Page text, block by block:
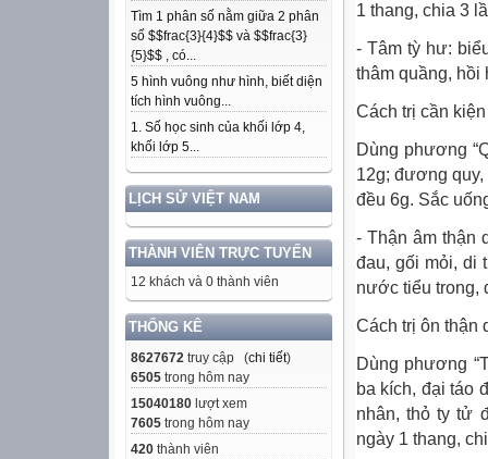
Tìm 1 phân số nằm giữa 2 phân
số $$frac{3}{4}$$ và $$frac{3}
{5}$$ , có...
5 hình vuông như hình, biết diện
tích hình vuông...
1. Số học sinh của khối lớp 4,
khối lớp 5...
LỊCH SỬ VIỆT NAM
THÀNH VIÊN TRỰC TUYẾN
12 khách và 0 thành viên
THỐNG KÊ
8627672 truy cập (chi tiết)
6505 trong hôm nay
15040180 lượt xem
7605 trong hôm nay
420 thành viên
1 thang, chia 3
- Tâm tỳ hư:
thâm quầng, hồi
Cách trị cần
Dùng phương
12g; đương
đều 6g. Sắc
- Thận âm thận
đau, gối mỏi, di
nước tiểu trong,
Cách trị ôn thận
Dùng phương
ba kích, đại táo
nhân, thỏ ty tử
ngày 1 thang,